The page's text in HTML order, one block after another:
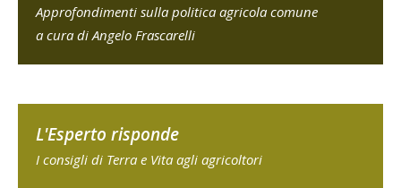
Approfondimenti sulla politica agricola comune
a cura di Angelo Frascarelli
L'Esperto risponde
I consigli di Terra e Vita agli agricoltori